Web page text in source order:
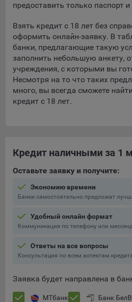
предоставить только паспорт
Взять кредит с 18 лет без
оформить онлайн-заявку. В
банки, предлагающие такую
заполнить небольшую анкету,
учреждения, с которыми вы
Несмотря на то что таких
много, вы всегда сможете
кредит с 18 лет.
Кредит наличными за 1
Оставьте заявку и получите:
Экономию времени
Банки самостоятельно предложат
Удобный онлайн формат
Коммуникация по телефону или
Ответы на все вопросы
Консультация по всем аспектам
Заявка будет направлена в
МТбанк Банк